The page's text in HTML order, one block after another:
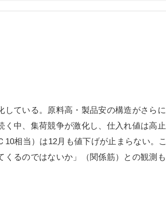
ている。原料高・製品安の構造がさらに
中、集荷競争が激化し、仕入れ値は高止
相当）は12月も値下げが止まらない。こ
るのではないか」（関係筋）との観測も